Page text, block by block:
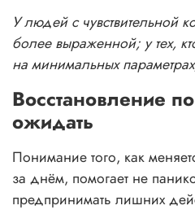
У людей с чувствительной
более выраженной; у тех,
на минимальных
Восстановление
ожидать
Понимание того, как
за днём, помогает не
предпринимать лишних